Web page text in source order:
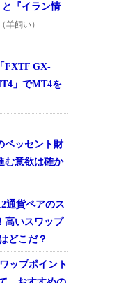
『イラン情
（羊飼い）
FXTF GX-
」でMT4を
ベッセント財
む意欲は確か
通貨ペアのス
高いスワップ
どこだ？
ップポイント